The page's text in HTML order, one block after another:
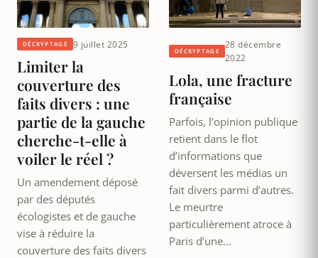
DÉCRYPTAGE 9 juillet 2025
Limiter la
couverture des
faits divers : une
partie de la gauche
cherche-t-elle à
voiler le réel ?
Un amendement déposé
par des députés
écologistes et de gauche
vise à réduire la
couverture des faits divers
DÉCRYPTAGE
28 décembre
2022
Lola, une fracture
française
Parfois, l’opinion publique
retient dans le flot
d’informations que
déversent les médias un
fait divers parmi d’autres.
Le meurtre
particulièrement atroce à
Paris d’une…